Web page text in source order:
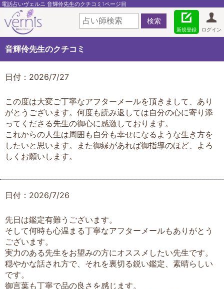
電話占いヴェルニ 音輝伶先生のクチコミ1ページ目
ログイン
新規登録
音輝伶先生のクチコミ
日付：2026/7/27
この度は大変ご丁寧なアフターメールを頂きまして、あり
がとうございます。何度も読み返しては自分の心に寄り添
ってくださる先生の御心に感激しております。
これからの人生は周囲も自分も幸せになるような生き方を
したいと思います。また御縁があれば御指導のほど、よろ
しくお願いします。
日付：2026/7/26
先日は鑑定有難うございます。
そして何時も心温まる丁寧なアフターメールもありがとう
ございます。
実力のある先生をお望みの方にオススメしたい先生です。
穏やかな話され方で、それを裏切る鋭い鑑定、素晴らしい
です。
御言葉も丁寧で品の良さを感じます。